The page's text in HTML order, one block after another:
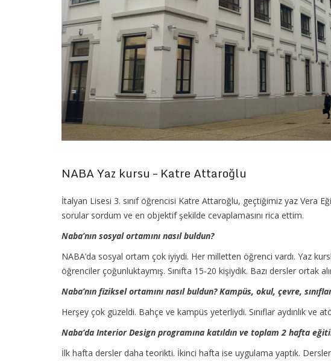
NABA Yaz kursu – Katre Attaroğlu
İtalyan Lisesi 3. sınıf öğrencisi Katre Attaroğlu, geçtiğimiz yaz Vera
sorular sordum ve en objektif şekilde cevaplamasını rica ettim.
Naba’nın sosyal ortamını nasıl buldun?
NABA’da sosyal ortam çok iyiydi. Her milletten öğrenci vardı. Yaz
öğrenciler çoğunluktaymış. Sınıfta 15-20 kişiydik. Bazı dersler ortak
Naba’nın fiziksel ortamını nasıl buldun? Kampüs, okul, çevre,
Herşey çok güzeldi. Bahçe ve kampüs yeterliydi. Sınıflar aydınlık ve
Naba’da Interior Design programına katıldın ve toplam 2 hafta
İlk hafta dersler daha teorikti. İkinci hafta ise uygulama yaptık. Dersler